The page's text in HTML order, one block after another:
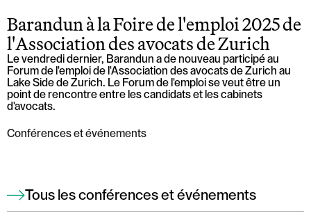
Barandun à la Foire de l'emploi 2025 de
l'Association des avocats de Zurich
Le vendredi dernier, Barandun a de nouveau participé au
Forum de l'emploi de l'Association des avocats de Zurich au
Lake Side de Zurich. Le Forum de l'emploi se veut être un
point de rencontre entre les candidats et les cabinets
d'avocats.
Conférences et événements
Tous les conférences et événements